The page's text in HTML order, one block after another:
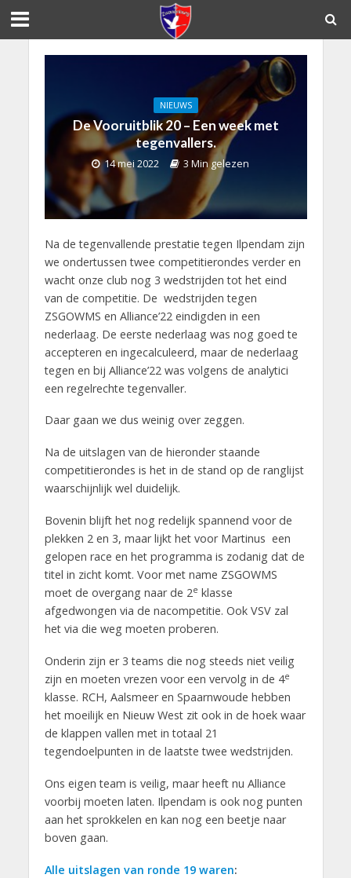
NIEUWS
De Vooruitblik 20 – Een week met
tegenvallers.
14 mei 2022 3 Min gelezen
Na de tegenvallende prestatie tegen Ilpendam zijn
we ondertussen twee competitierondes verder en
wacht onze club nog 3 wedstrijden tot het eind
van de competitie. De wedstrijden tegen
ZSGOWMS en Alliance’22 eindigden in een
nederlaag. De eerste nederlaag was nog goed te
accepteren en ingecalculeerd, maar de nederlaag
tegen en bij Alliance’22 was volgens de analytici
een regelrechte tegenvaller.
Daar gaan we dus weinig over zeggen.
Na de uitslagen van de hieronder staande
competitierondes is het in de stand op de ranglijst
waarschijnlijk wel duidelijk.
Bovenin blijft het nog redelijk spannend voor de
plekken 2 en 3, maar lijkt het voor Martinus een
gelopen race en het programma is zodanig dat de
titel in zicht komt. Voor met name ZSGOWMS
moet de overgang naar de 2e klasse
afgedwongen via de nacompetitie. Ook VSV zal
het via die weg moeten proberen.
Onderin zijn er 3 teams die nog steeds niet veilig
zijn en moeten vrezen voor een vervolg in de 4e
klasse. RCH, Aalsmeer en Spaarnwoude hebben
het moeilijk en Nieuw West zit ook in de hoek waar
de klappen vallen met in totaal 21
tegendoelpunten in de laatste twee wedstrijden.
Ons eigen team is veilig, maar heeft nu Alliance
voorbij moeten laten. Ilpendam is ook nog punten
aan het sprokkelen en kan nog een beetje naar
boven gaan.
Alle uitslagen van ronde 19 waren: